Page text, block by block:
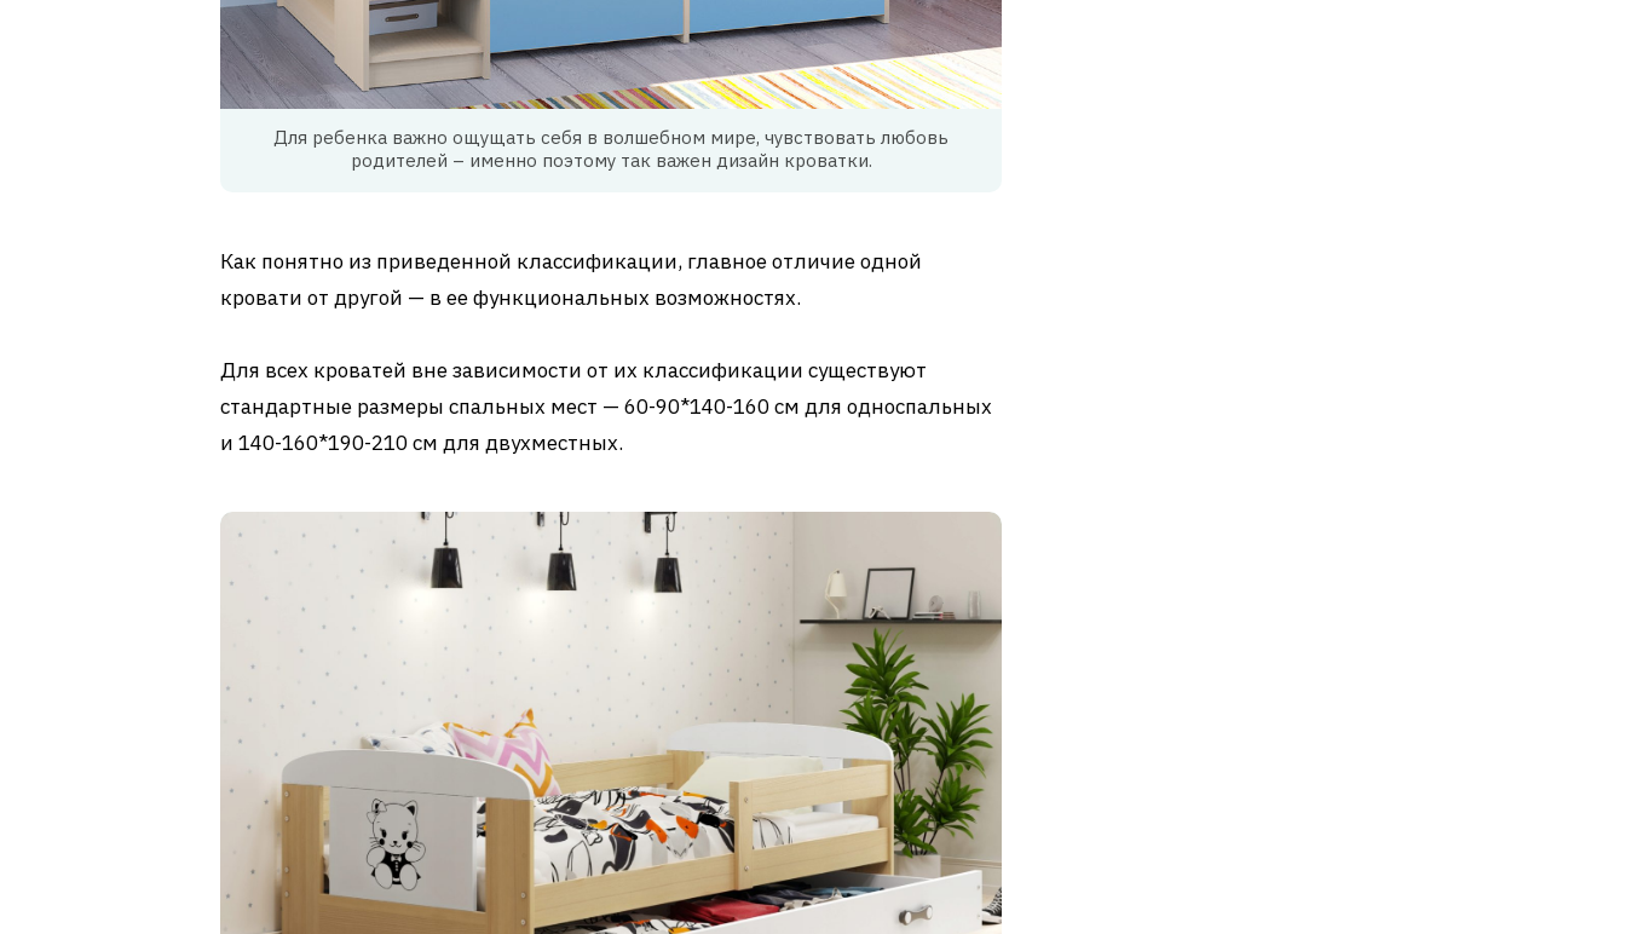
Для ребенка важно ощущать себя в волшебном мире, чувствовать любовь
родителей – именно поэтому так важен дизайн кроватки.
Как понятно из приведенной классификации, главное отличие одной
кровати от другой — в ее функциональных возможностях.
Для всех кроватей вне зависимости от их классификации существуют
стандартные размеры спальных мест — 60-90*140-160 см для односпальных
и 140-160*190-210 см для двухместных.